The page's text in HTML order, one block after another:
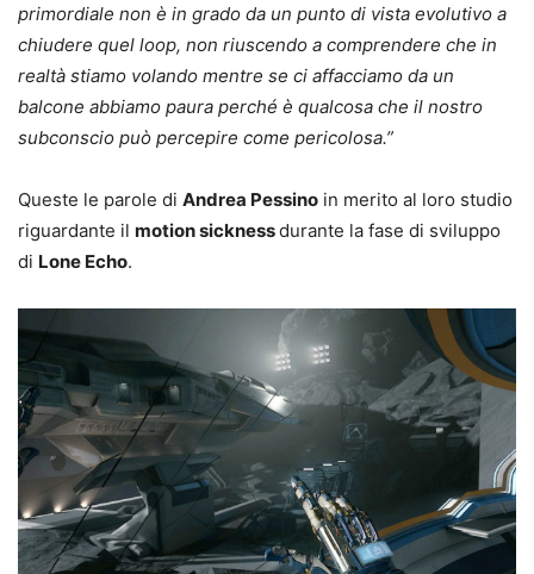
primordiale non è in grado da un punto di vista evolutivo a
chiudere quel loop, non riuscendo a comprendere che in
realtà stiamo volando mentre se ci affacciamo da un
balcone abbiamo paura perché è qualcosa che il nostro
subconscio può percepire come pericolosa.”
Queste le parole di Andrea Pessino in merito al loro studio
riguardante il motion sicknessdurante la fase di sviluppo
di Lone Echo.